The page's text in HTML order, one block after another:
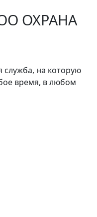
ОХРАНА
служба, на которую
время, в любом